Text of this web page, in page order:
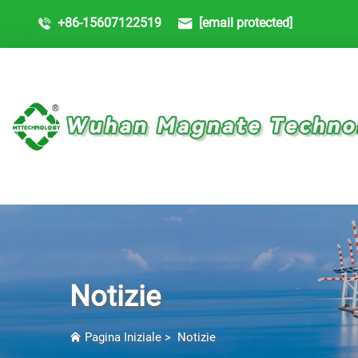
+86-15607122519 [email protected]
Notizie
Pagina Iniziale > Notizie